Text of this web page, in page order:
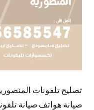
تصليح تلفونات
صيانة هواتف صيانة